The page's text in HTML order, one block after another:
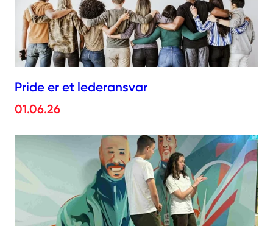
Pride er et lederansvar
01.06.26